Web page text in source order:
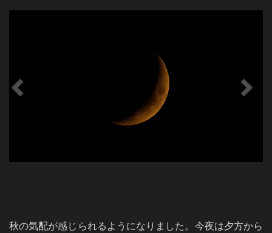
秋の気配が感じられるようになりました。今夜は夕方から